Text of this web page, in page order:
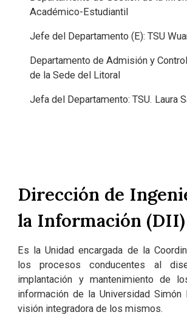
Académico-Estudiantil
Jefe del Departamento (E): TSU
Departamento de Admisión y
de la Sede del Litoral
Jefa del Departamento: TSU. Laura
Dirección de
la Información (DII)
Es la Unidad encargada de la
los procesos conducentes al
implantación y mantenimiento de
información de la Universidad Simón
visión integradora de los mismos.